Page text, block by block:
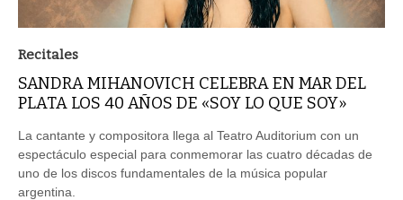
Recitales
SANDRA MIHANOVICH CELEBRA EN MAR DEL
PLATA LOS 40 AÑOS DE «SOY LO QUE SOY»
La cantante y compositora llega al Teatro Auditorium con un
espectáculo especial para conmemorar las cuatro décadas de
uno de los discos fundamentales de la música popular
argentina.